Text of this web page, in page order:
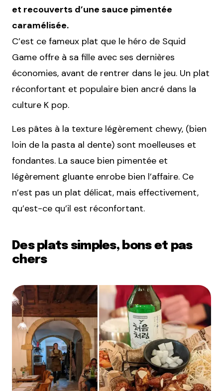
et recouverts d’une sauce pimentée
caramélisée.
C’est ce fameux plat que le héro de Squid
Game offre à sa fille avec ses dernières
économies, avant de rentrer dans le jeu. Un plat
réconfortant et populaire bien ancré dans la
culture K pop.
Les pâtes à la texture légèrement chewy, (bien
loin de la pasta al dente) sont moelleuses et
fondantes. La sauce bien pimentée et
légèrement gluante enrobe bien l’affaire. Ce
n’est pas un plat délicat, mais effectivement,
qu’est-ce qu’il est réconfortant.
Des plats simples, bons et pas
chers